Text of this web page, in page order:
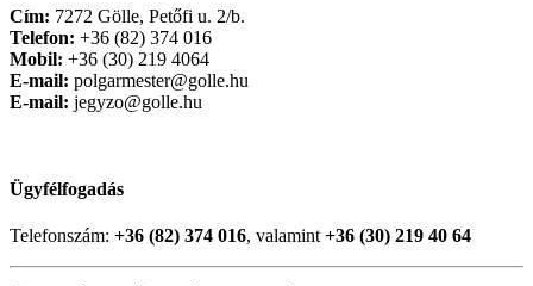
Cím: 7272 Gölle, Petőfi u. 2/b.
Telefon: +36 (82) 374 016
Mobil: +36 (30) 219 4064
E-mail: polgarmester@golle.hu
E-mail: jegyzo@golle.hu
Ügyfélfogadás
Telefonszám: +36 (82) 374 016, valamint +36 (30) 219 40 64